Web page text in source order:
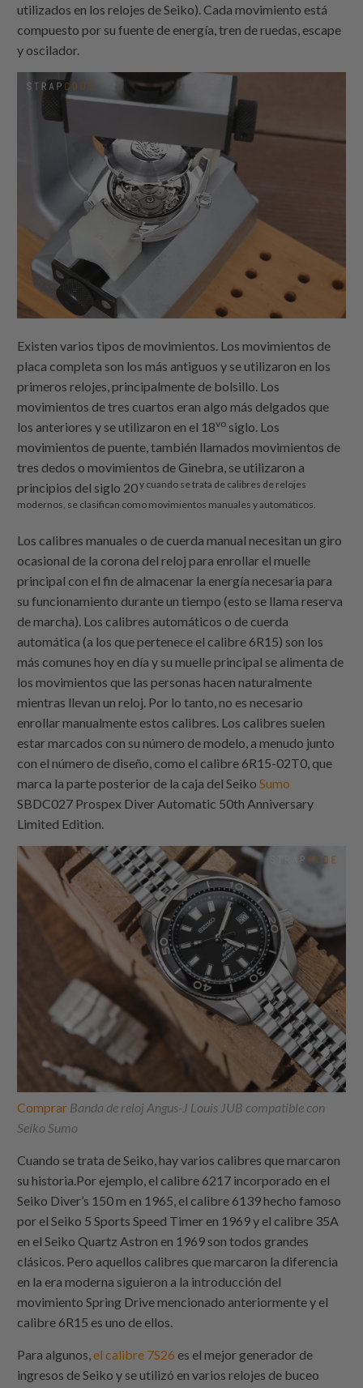
utilizados en los relojes de Seiko). Cada movimiento está
compuesto por su fuente de energía, tren de ruedas, escape
y oscilador.
Existen varios tipos de movimientos. Los movimientos de
placa completa son los más antiguos y se utilizaron en los
primeros relojes, principalmente de bolsillo. Los
movimientos de tres cuartos eran algo más delgados que
los anteriores y se utilizaron en el 18vo siglo. Los
movimientos de puente, también llamados movimientos de
tres dedos o movimientos de Ginebra, se utilizaron a
principios del siglo 20y cuando se trata de calibres de relojes
modernos, se clasifican como movimientos manuales y automáticos.
Los calibres manuales o de cuerda manual necesitan un giro
ocasional de la corona del reloj para enrollar el muelle
principal con el fin de almacenar la energía necesaria para
su funcionamiento durante un tiempo (esto se llama reserva
de marcha). Los calibres automáticos o de cuerda
automática (a los que pertenece el calibre 6R15) son los
más comunes hoy en día y su muelle principal se alimenta de
los movimientos que las personas hacen naturalmente
mientras llevan un reloj. Por lo tanto, no es necesario
enrollar manualmente estos calibres. Los calibres suelen
estar marcados con su número de modelo, a menudo junto
con el número de diseño, como el calibre 6R15-02T0, que
marca la parte posterior de la caja del SeikoSumo
SBDC027 Prospex Diver Automatic 50th Anniversary
Limited Edition.
Comprar Banda de reloj Angus-J Louis JUB compatible con
Seiko Sumo
Cuando se trata de Seiko, hay varios calibres que marcaron
su historia.Por ejemplo, el calibre 6217 incorporado en el
Seiko Diver’s 150 m en 1965, el calibre 6139 hecho famoso
por el Seiko 5 Sports Speed Timer en 1969 y el calibre 35A
en el Seiko Quartz Astron en 1969 son todos grandes
clásicos. Pero aquellos calibres que marcaron la diferencia
en la era moderna siguieron a la introducción del
movimiento Spring Drive mencionado anteriormente y el
calibre 6R15 es uno de ellos.
Para algunos,el calibre 7S26 es el mejor generador de
ingresos de Seiko y se utilizó en varios relojes de buceo